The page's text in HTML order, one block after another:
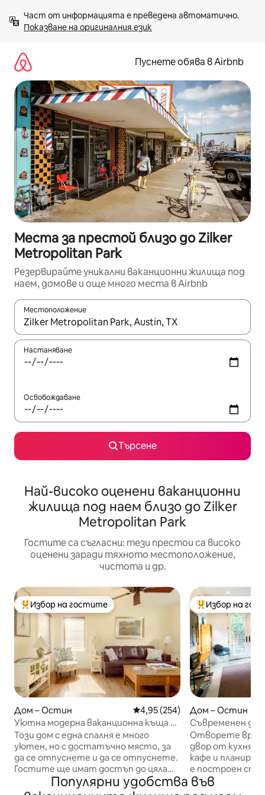
към
съдържанието
Показване на оригиналния език
Пуснете обява в Airbnb
Места за престой близо до Zilker
Metropolitan Park
Резервирайте уникални ваканционни жилища под
наем, домове и още много места в Airbnb
Местоположение
Когато резултатите се покажат, използвайте
Настаняване
Освобождаване
Търсене
Най-високо оценени ваканционни
жилища под наем близо до Zilker
Metropolitan Park
Гостите са съгласни: тези престои са високо
оценени заради тяхното местоположение,
чистота и др.
Най-популярен избор на гостите
Избор на гостите
Дом – Остин Средна оценка: 4,95 от 5,
4,95 (254)
Уютна модерна ваканционна къща с
тих заден двор
Този дом с една спалня е много
уютен, но с достатъчно място, за
да се отпуснете и да се отпуснете.
Гостите ще имат достъп до цялата
ще бъдат на ваше разположение, ако
Най-популярен
Избор на
Дом – Остин
Съвременен
Спрингс и
Отворете
двор от
кафе и
е построен
със стилни
време и
Популярни удобства във